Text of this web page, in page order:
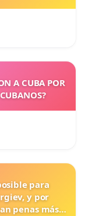
A CUBA POR
para
y por
penas más